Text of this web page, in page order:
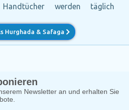
werden täglich
Hurghada & Safaga
Newsletter an und erhalten Sie